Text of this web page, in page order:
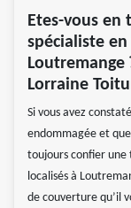
Etes-vous
spécialiste
Loutremange
Lorraine
Si vous avez
endommagée et
toujours confier une
localisés à
de couverture qu’il